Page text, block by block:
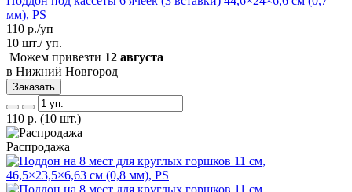
мм), PS
110 р./уп
10 шт./ уп.
Можем привезти 12 августа
в Нижний Новгород
Заказать
110 р. (10 шт.)
Распродажа